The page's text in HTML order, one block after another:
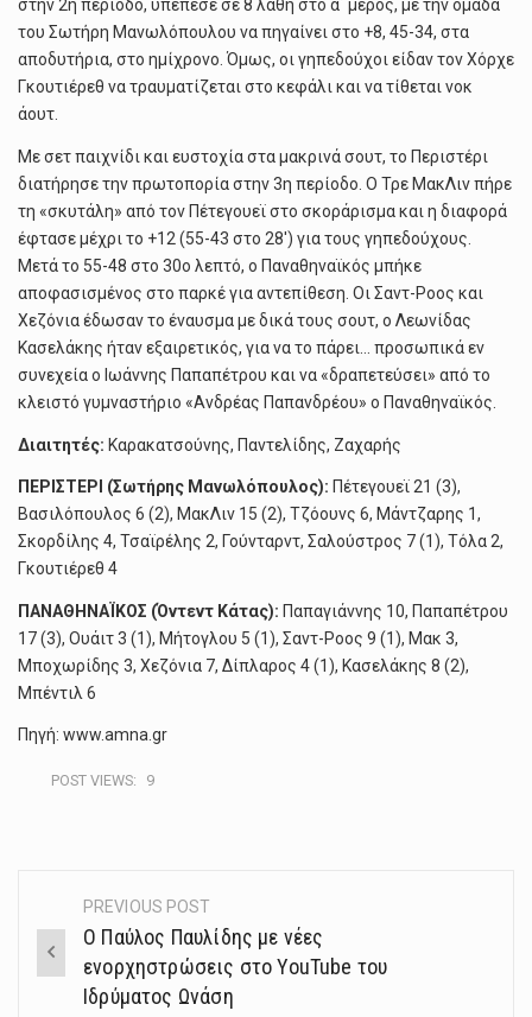
στην 2η περίοδο, υπέπεσε σε 8 λάθη στο α΄ μέρος, με την ομάδα
του Σωτήρη Μανωλόπουλου να πηγαίνει στο +8, 45-34, στα
αποδυτήρια, στο ημίχρονο. Όμως, οι γηπεδούχοι είδαν τον Χόρχε
Γκουτιέρεθ να τραυματίζεται στο κεφάλι και να τίθεται νοκ
άουτ.
Με σετ παιχνίδι και ευστοχία στα μακρινά σουτ, το Περιστέρι
διατήρησε την πρωτοπορία στην 3η περίοδο. Ο Τρε ΜακΛιν πήρε
τη «σκυτάλη» από τον Πέτεγουεϊ στο σκοράρισμα και η διαφορά
έφτασε μέχρι το +12 (55-43 στο 28′) για τους γηπεδούχους.
Μετά το 55-48 στο 30ο λεπτό, ο Παναθηναϊκός μπήκε
αποφασισμένος στο παρκέ για αντεπίθεση. Οι Σαντ-Ροος και
Χεζόνια έδωσαν το έναυσμα με δικά τους σουτ, ο Λεωνίδας
Κασελάκης ήταν εξαιρετικός, για να το πάρει… προσωπικά εν
συνεχεία ο Ιωάννης Παπαπέτρου και να «δραπετεύσει» από το
κλειστό γυμναστήριο «Ανδρέας Παπανδρέου» ο Παναθηναϊκός.
Διαιτητές: Καρακατσούνης, Παντελίδης, Ζαχαρής
ΠΕΡΙΣΤΕΡΙ (Σωτήρης Μανωλόπουλος): Πέτεγουεϊ 21 (3),
Βασιλόπουλος 6 (2), ΜακΛιν 15 (2), Τζόουνς 6, Μάντζαρης 1,
Σκορδίλης 4, Τσαϊρέλης 2, Γούνταρντ, Σαλούστρος 7 (1), Τόλα 2,
Γκουτιέρεθ 4
ΠΑΝΑΘΗΝΑΪΚΟΣ (Όντεντ Κάτας): Παπαγιάννης 10, Παπαπέτρου
17 (3), Ουάιτ 3 (1), Μήτογλου 5 (1), Σαντ-Ροος 9 (1), Μακ 3,
Μποχωρίδης 3, Χεζόνια 7, Δίπλαρος 4 (1), Κασελάκης 8 (2),
Μπέντιλ 6
Πηγή: www.amna.gr
POST VIEWS: 9
Post
navigation
PREVIOUS POST
Ο Παύλος Παυλίδης με νέες
ενορχηστρώσεις στο YouTube του
Ιδρύματος Ωνάση